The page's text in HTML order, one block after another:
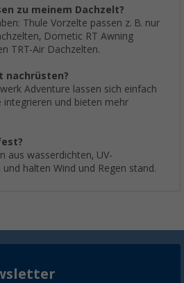
zu meinem Dachzelt?
Thule Vorzelte passen z. B. nur
Dometic RT Awning
TRT-Air Dachzelten.
nachrüsten?
Adventure lassen sich einfach
integrieren und bieten mehr
aus wasserdichten, UV-
halten Wind und Regen stand.